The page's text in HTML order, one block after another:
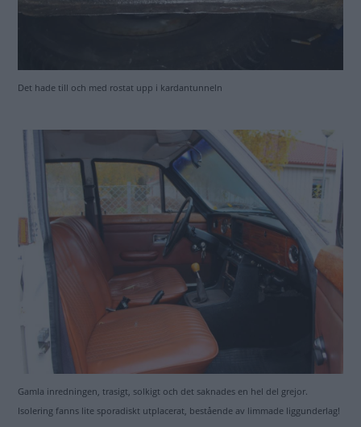
Det hade till och med rostat upp i kardantunneln
Gamla inredningen, trasigt, solkigt och det saknades en hel del grejor.
Isolering fanns lite sporadiskt utplacerat, bestående av limmade liggunderlag!